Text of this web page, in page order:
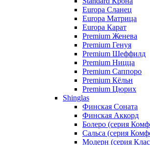
Europa Сланец
Europa Матрица
Europa Карат
Premium Женева
Premium Генуя
Premium Шеффилд
Premium Ницца
Premium Саппоро
Premium Кёльн
Premium Цюрих
Shinglas
Финская Соната
Финская Аккорд
Болеро (серия
Сальса (серия
Модерн (серия